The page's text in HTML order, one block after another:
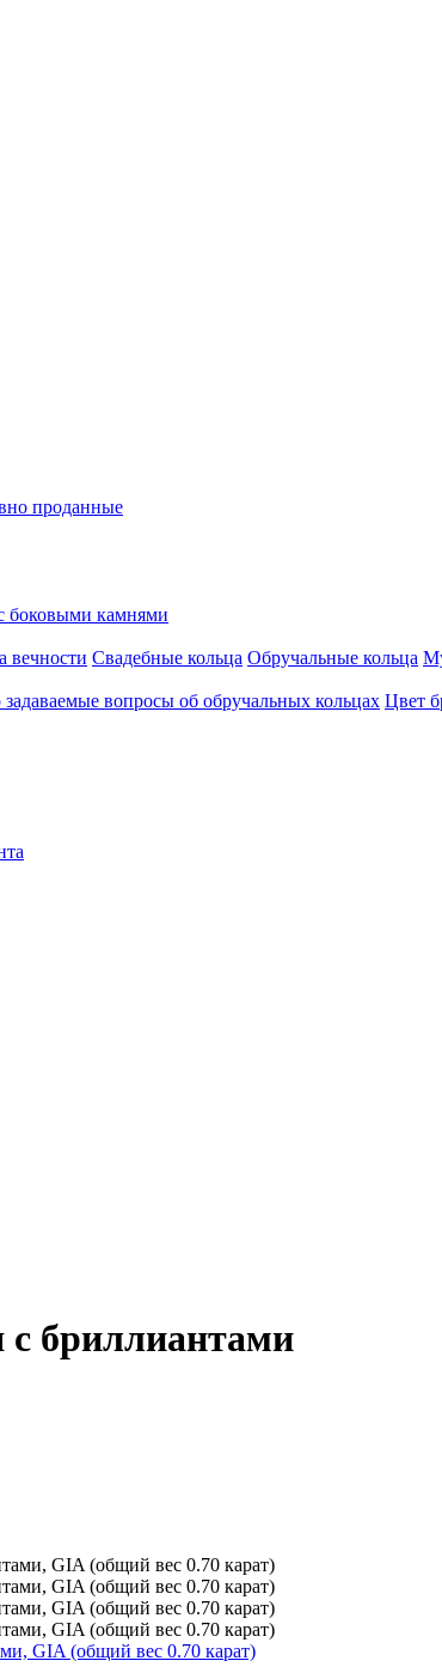
проданные
боковыми камнями
вечности Свадебные кольца Обручальные кольца
задаваемые вопросы об обручальных кольцах Цвет
бриллиантами
GIA (общий вес 0.70 карат)